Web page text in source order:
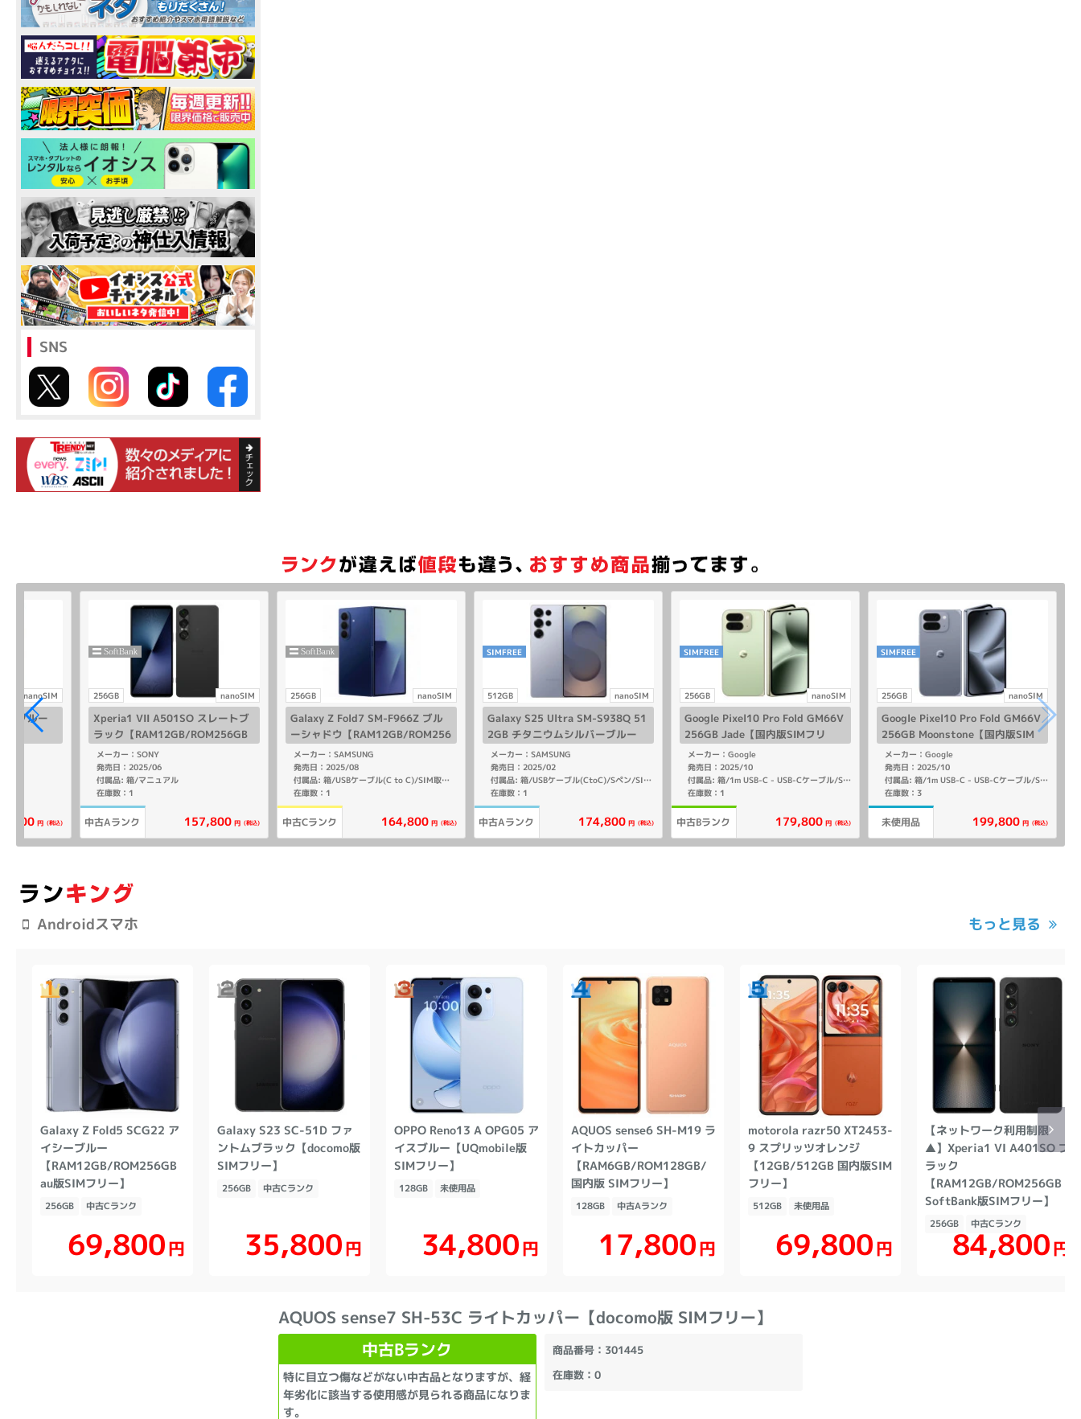
SNS
nanoSIM
ブルー
円 (税込)
256GB nanoSIM
Xperia1 VII A501SO スレートブ
ラック【RAM12GB/ROM256GB
SoftBank版SIMフリー】
メーカー：SONY
発売日：2025/06
付属品: 箱/マニュアル
在庫数：1
中古Aランク 157,800 円 (税込)
256GB nanoSIM
Galaxy Z Fold7 SM-F966Z ブル
ーシャドウ【RAM12GB/ROM256
GB SoftBank版SIMフリー】
メーカー：SAMSUNG
発売日：2025/08
付属品: 箱/USBケーブル(C to C)/SIM取り出し用ピン/マニュアル
在庫数：1
中古Cランク 164,800 円 (税込)
512GB nanoSIM
SIMFREE
Galaxy S25 Ultra SM-S938Q 51
2GB チタニウムシルバーブルー
【国内版 SIMフリー】
メーカー：SAMSUNG
発売日：2025/02
付属品: 箱/USBケーブル(CtoC)/Sペン/SIM取り出し用ピン/マニュアル
在庫数：1
中古Aランク 174,800 円 (税込)
256GB nanoSIM
SIMFREE
Google Pixel10 Pro Fold GM66V
256GB Jade【国内版SIMフリ
ー】
メーカー：Google
発売日：2025/10
付属品: 箱/1m USB-C - USB-Cケーブル/SIM取り出しツール/マニュアル
在庫数：1
中古Bランク 179,800 円 (税込)
256GB nanoSIM
SIMFREE
Google Pixel10 Pro Fold GM66V
256GB Moonstone【国内版SIM
フリー】
メーカー：Google
発売日：2025/10
付属品: 箱/1m USB-C - USB-Cケーブル/SIM取り出しツール/マニュアル
在庫数：3
未使用品 199,800 円 (税込)
Androidスマホ もっと見る
Galaxy Z Fold5 SCG22 ア
イシーブルー
【RAM12GB/ROM256GB
au版SIMフリー】
256GB 中古Cランク
69,800円
Galaxy S23 SC-51D ファ
ントムブラック【docomo版
SIMフリー】
256GB 中古Cランク
35,800円
OPPO Reno13 A OPG05 ア
イスブルー【UQmobile版
SIMフリー】
128GB 未使用品
34,800円
AQUOS sense6 SH-M19 ラ
イトカッパー
【RAM6GB/ROM128GB/
国内版 SIMフリー】
128GB 中古Aランク
17,800円
motorola razr50 XT2453-
9 スプリッツオレンジ
【12GB/512GB 国内版SIM
フリー】
512GB 未使用品
69,800円
【ネットワーク利用制限
▲】Xperia1 VI A401SO ブ
ラック
【RAM12GB/ROM256GB
SoftBank版SIMフリー】
256GB 中古Cランク
84,800円
AQUOS sense7 SH-53C ライトカッパー【docomo版 SIMフリー】
中古Bランク
特に目立つ傷などがない中古品となりますが、経
年劣化に該当する使用感が見られる商品になりま
す。
商品番号：301445
在庫数：0